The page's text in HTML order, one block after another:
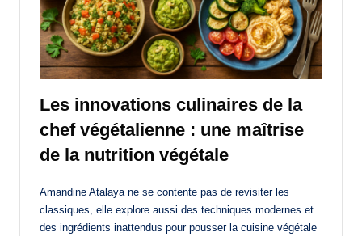
Les innovations culinaires de la
chef végétalienne : une maîtrise
de la nutrition végétale
Amandine Atalaya ne se contente pas de revisiter les
classiques, elle explore aussi des techniques modernes et
des ingrédients inattendus pour pousser la cuisine végétale